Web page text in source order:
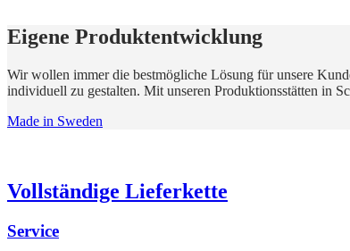
Eigene Produktentwicklung
Wir wollen immer die bestmögliche Lösung für unsere
individuell zu gestalten. Mit unseren Produktionsstätten in
Made in Sweden
Vollständige Lieferkette
Service